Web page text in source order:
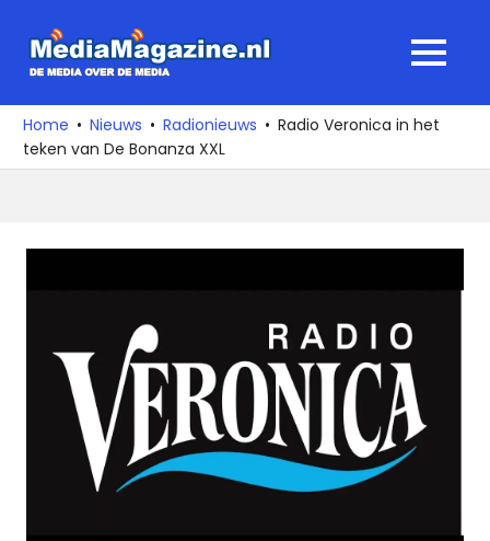
naar
media
over
de
MENU
Home Nieuws Radionieuws
Radio Veronica in het
teken van De Bonanza XXL